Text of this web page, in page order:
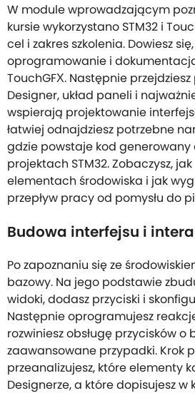
W module wprowadzającym
kursie wykorzystano STM32 i
cel i zakres szkolenia. Dowiesz
oprogramowanie i
TouchGFX. Następnie przejdziesz
Designer, układ paneli i
wspierają projektowanie
łatwiej odnajdziesz potrzebne
gdzie powstaje kod
projektach STM32. Zobaczysz,
elementach środowiska i jak
przepływ pracy od pomysłu do
Budowa interfejsu i
Po zapoznaniu się ze
bazowy. Na jego podstawie
widoki, dodasz przyciski i
Następnie oprogramujesz
rozwiniesz obsługę przycisków o
zaawansowane przypadki. Krok
przeanalizujesz, które elementy
Designerze, a które dopisujesz w